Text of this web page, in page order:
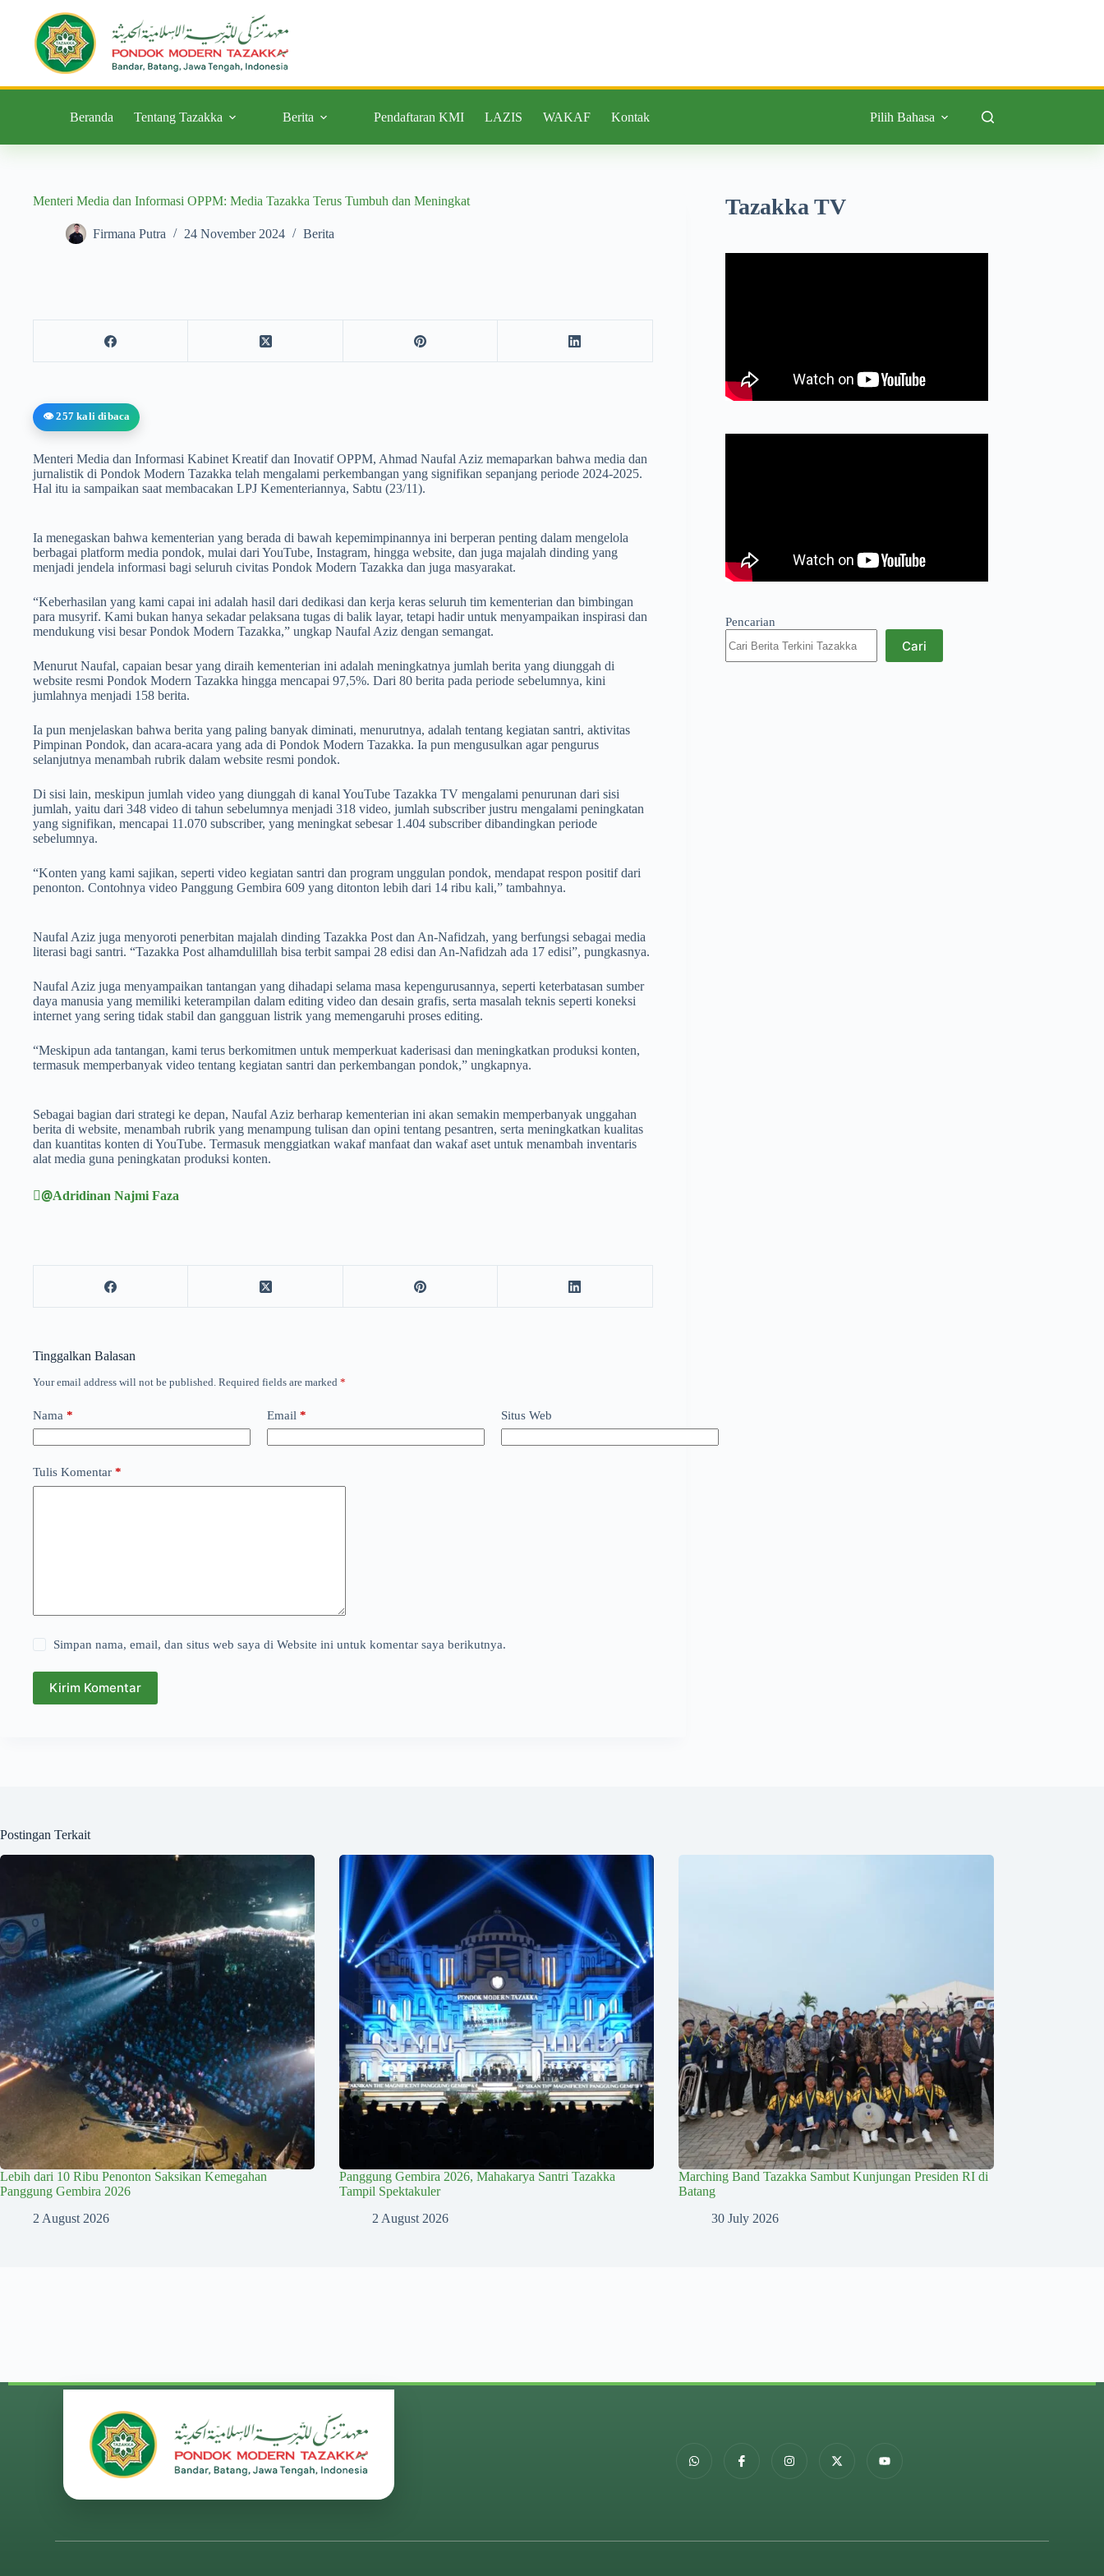
Beranda Tentang Tazakka Berita Pendaftaran KMI LAZIS WAKAF Kontak Pilih Bahasa
Menteri Media dan Informasi OPPM: Media Tazakka Terus Tumbuh dan Meningkat
Firmana Putra 24 November 2024 Berita
👁️ 257 kali dibaca
Menteri Media dan Informasi Kabinet Kreatif dan Inovatif OPPM, Ahmad Naufal Aziz memaparkan bahwa media dan
jurnalistik di Pondok Modern Tazakka telah mengalami perkembangan yang signifikan sepanjang periode 2024-2025.
Hal itu ia sampaikan saat membacakan LPJ Kementeriannya, Sabtu (23/11).
Ia menegaskan bahwa kementerian yang berada di bawah kepemimpinannya ini berperan penting dalam mengelola
berbagai platform media pondok, mulai dari YouTube, Instagram, hingga website, dan juga majalah dinding yang
menjadi jendela informasi bagi seluruh civitas Pondok Modern Tazakka dan juga masyarakat.
“Keberhasilan yang kami capai ini adalah hasil dari dedikasi dan kerja keras seluruh tim kementerian dan bimbingan
para musyrif. Kami bukan hanya sekadar pelaksana tugas di balik layar, tetapi hadir untuk menyampaikan inspirasi dan
mendukung visi besar Pondok Modern Tazakka,” ungkap Naufal Aziz dengan semangat.
Menurut Naufal, capaian besar yang diraih kementerian ini adalah meningkatnya jumlah berita yang diunggah di
website resmi Pondok Modern Tazakka hingga mencapai 97,5%. Dari 80 berita pada periode sebelumnya, kini
jumlahnya menjadi 158 berita.
Ia pun menjelaskan bahwa berita yang paling banyak diminati, menurutnya, adalah tentang kegiatan santri, aktivitas
Pimpinan Pondok, dan acara-acara yang ada di Pondok Modern Tazakka. Ia pun mengusulkan agar pengurus
selanjutnya menambah rubrik dalam website resmi pondok.
Di sisi lain, meskipun jumlah video yang diunggah di kanal YouTube Tazakka TV mengalami penurunan dari sisi
jumlah, yaitu dari 348 video di tahun sebelumnya menjadi 318 video, jumlah subscriber justru mengalami peningkatan
yang signifikan, mencapai 11.070 subscriber, yang meningkat sebesar 1.404 subscriber dibandingkan periode
sebelumnya.
“Konten yang kami sajikan, seperti video kegiatan santri dan program unggulan pondok, mendapat respon positif dari
penonton. Contohnya video Panggung Gembira 609 yang ditonton lebih dari 14 ribu kali,” tambahnya.
Naufal Aziz juga menyoroti penerbitan majalah dinding Tazakka Post dan An-Nafidzah, yang berfungsi sebagai media
literasi bagi santri. “Tazakka Post alhamdulillah bisa terbit sampai 28 edisi dan An-Nafidzah ada 17 edisi”, pungkasnya.
Naufal Aziz juga menyampaikan tantangan yang dihadapi selama masa kepengurusannya, seperti keterbatasan sumber
daya manusia yang memiliki keterampilan dalam editing video dan desain grafis, serta masalah teknis seperti koneksi
internet yang sering tidak stabil dan gangguan listrik yang memengaruhi proses editing.
“Meskipun ada tantangan, kami terus berkomitmen untuk memperkuat kaderisasi dan meningkatkan produksi konten,
termasuk memperbanyak video tentang kegiatan santri dan perkembangan pondok,” ungkapnya.
Sebagai bagian dari strategi ke depan, Naufal Aziz berharap kementerian ini akan semakin memperbanyak unggahan
berita di website, menambah rubrik yang menampung tulisan dan opini tentang pesantren, serta meningkatkan kualitas
dan kuantitas konten di YouTube. Termasuk menggiatkan wakaf manfaat dan wakaf aset untuk menambah inventaris
alat media guna peningkatan produksi konten.
@ِAdridinan Najmi Faza
Tinggalkan Balasan
Your email address will not be published. Required fields are marked *
Nama * Email * Situs Web
Tulis Komentar *
Simpan nama, email, dan situs web saya di Website ini untuk komentar saya berikutnya.
Kirim Komentar
Tazakka TV
Pencarian
Cari
Postingan Terkait
Lebih dari 10 Ribu Penonton Saksikan Kemegahan
Panggung Gembira 2026
2 August 2026
Panggung Gembira 2026, Mahakarya Santri Tazakka
Tampil Spektakuler
2 August 2026
Marching Band Tazakka Sambut Kunjungan Presiden RI di
Batang
30 July 2026